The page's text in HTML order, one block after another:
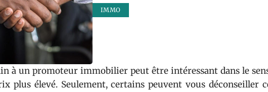
IMMO
à un promoteur immobilier peut être intéressant dans le
plus élevé. Seulement, certains peuvent vous déconseiller